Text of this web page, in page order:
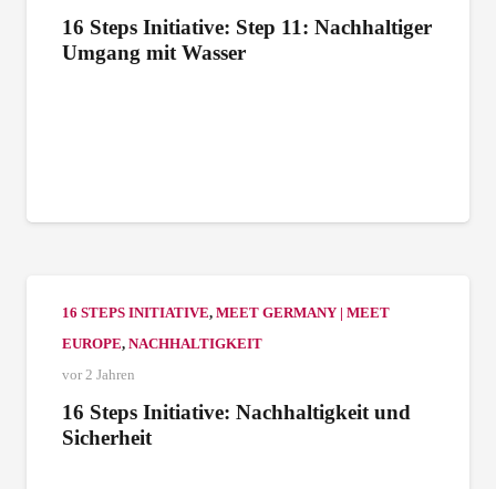
16 Steps Initiative: Step 11: Nachhaltiger
Umgang mit Wasser
16 STEPS INITIATIVE, MEET GERMANY | MEET
EUROPE, NACHHALTIGKEIT
vor 2 Jahren
16 Steps Initiative: Nachhaltigkeit und
Sicherheit